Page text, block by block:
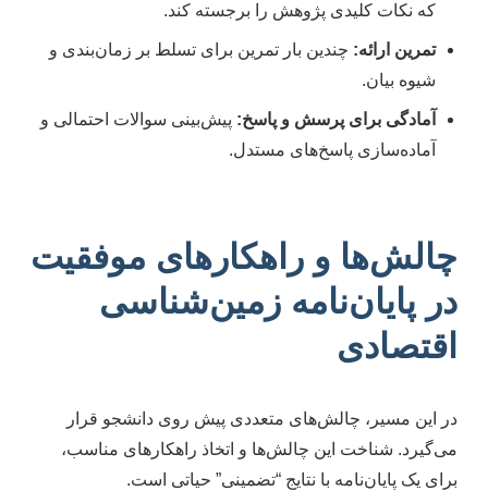
که نکات کلیدی پژوهش را برجسته کند.
تمرین ارائه: چندین بار تمرین برای تسلط بر زمان‌بندی و
شیوه بیان.
آمادگی برای پرسش و پاسخ: پیش‌بینی سوالات احتمالی و
آماده‌سازی پاسخ‌های مستدل.
چالش‌ها و راهکارهای موفقیت
در پایان‌نامه زمین‌شناسی
اقتصادی
در این مسیر، چالش‌های متعددی پیش روی دانشجو قرار
می‌گیرد. شناخت این چالش‌ها و اتخاذ راهکارهای مناسب،
برای یک پایان‌نامه با نتایج “تضمینی” حیاتی است.